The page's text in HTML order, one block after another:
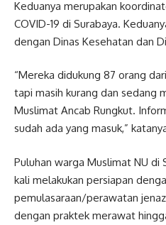
Keduanya merupakan
COVID-19 di Surabaya.
dengan Dinas Kesehatan dan
“Mereka didukung 87 orang
tapi masih kurang dan sedang
Muslimat Ancab Rungkut.
sudah ada yang masuk,”
Puluhan warga Muslimat NU di
kali melakukan persiapan
pemulasaraan/perawatan
dengan praktek merawat